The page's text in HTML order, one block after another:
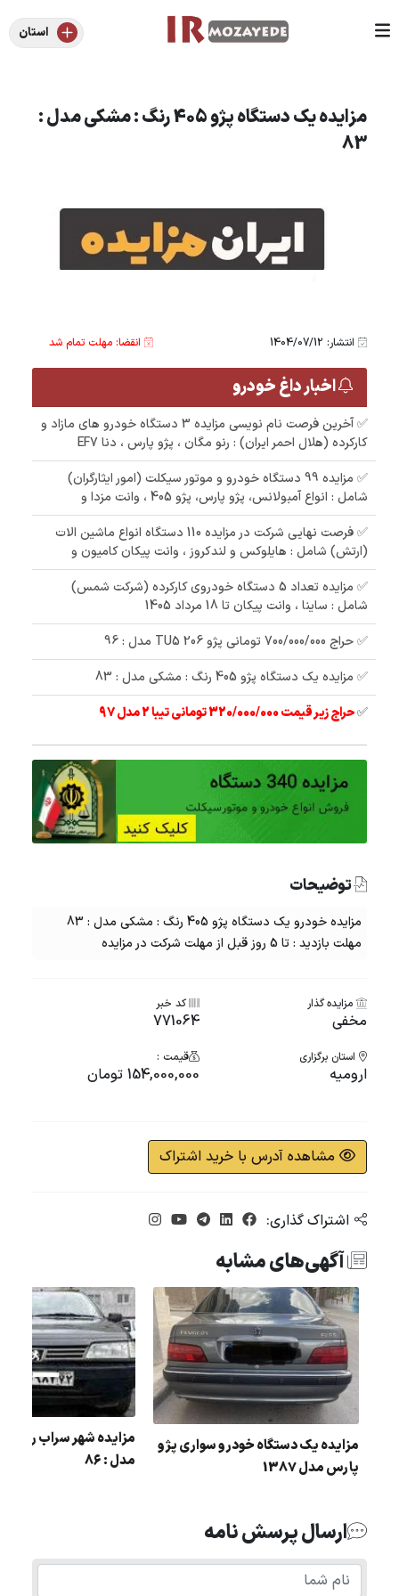
استان
مزایده یک دستگاه پژو 405 رنگ : مشکی مدل :
83
انتشار: 1404/07/12 انقضا: مهلت تمام شد
اخبار داغ خودرو
✅ آخرین فرصت نام نویسی مزایده 3 دستگاه خودرو های مازاد و
کارکرده (هلال احمر ایران) : رنو مگان ، پژو پارس ، دنا EF7
✅ مزایده 99 دستگاه خودرو و موتور سیکلت (امور ایثارگران)
شامل : انواع آمبولانس، پژو پارس، پژو 405 ، وانت مزدا و
✅ فرصت نهایی شرکت در مزایده 110 دستگاه انواع ماشین الات
(ارتش) شامل : هایلوکس و لندکروز ، وانت پیکان کامیون و
✅ مزایده تعداد 5 دستگاه خودروی کارکرده (شرکت شمس)
شامل : ساینا ، وانت پیکان تا 18 مرداد 1405
✅ حراج 700/000/000 تومانی پژو 206 TU5 مدل : 96
✅ مزایده یک دستگاه پژو 405 رنگ : مشکی مدل : 83
✅حراج زیر قیمت 320/000/000 تومانی تیبا 2 مدل 97
توضیحات
مزایده خودرو یک دستگاه پژو 405 رنگ : مشکی مدل : 83
مهلت بازدید : تا 5 روز قبل از مهلت شرکت در مزایده
مزایده گذار
مخفی
کد خبر
771064
استان برگزاری
ارومیه
قیمت :
154,000,000 تومان
مشاهده آدرس با خرید اشتراک
اشتراک گذاری:
آگهی‌های مشابه
مزایده شهر سراب روا
مدل : 86
مزایده یک دستگاه خودرو سواری پژو
پارس مدل 1387
ارسال پرسش نامه